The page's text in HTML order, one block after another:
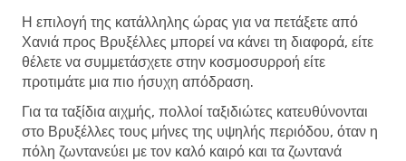
Η επιλογή της κατάλληλης ώρας για να πετάξετε από
Χανιά προς Βρυξέλλες μπορεί να κάνει τη διαφορά, είτε
θέλετε να συμμετάσχετε στην κοσμοσυρροή είτε
προτιμάτε μια πιο ήσυχη απόδραση.
Για τα ταξίδια αιχμής, πολλοί ταξιδιώτες κατευθύνονται
στο Βρυξέλλες τους μήνες της υψηλής περιόδου, όταν η
πόλη ζωντανεύει με τον καλό καιρό και τα ζωντανά